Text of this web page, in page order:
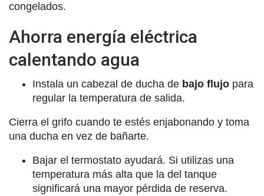
congelados.
Ahorra energía eléctrica
calentando agua
Instala un cabezal de ducha de bajo flujo para
regular la temperatura de salida.
Cierra el grifo cuando te estés enjabonando y toma
una ducha en vez de bañarte.
Bajar el termostato ayudará. Si utilizas una
temperatura más alta que la del tanque
significará una mayor pérdida de reserva.